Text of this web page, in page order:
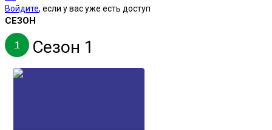
Войдите, если у вас уже есть доступ
СЕЗОН
1 Сезон 1